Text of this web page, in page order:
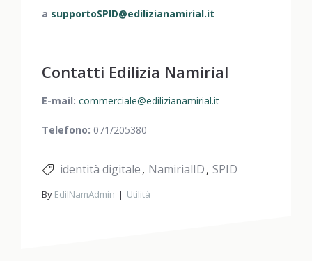
a supportoSPID@edilizianamirial.it
Contatti Edilizia Namirial
E-mail: commerciale@edilizianamirial.it
Telefono: 071/205380
identità digitale NamirialID SPID
By EdilNamAdmin Utilità